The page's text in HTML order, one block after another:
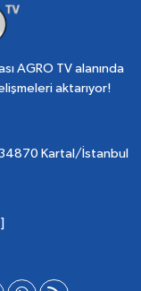
AGRO TV alanında
aktarıyor!
Kartal/İstanbul